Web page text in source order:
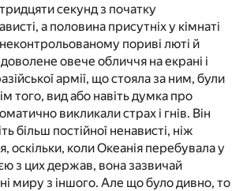
секунд з початку
а половина присутніх у кімнаті
пориві люті й
овече обличчя на екрані і
армії, що стояла за ним, були
того, вид або навіть думка про
викликали страх і гнів. Він
більш постійної ненависті, ніж
оскільки, коли Океанія перебувала у
з цих держав, вона зазвичай
миру з іншого. Але що було дивно, то